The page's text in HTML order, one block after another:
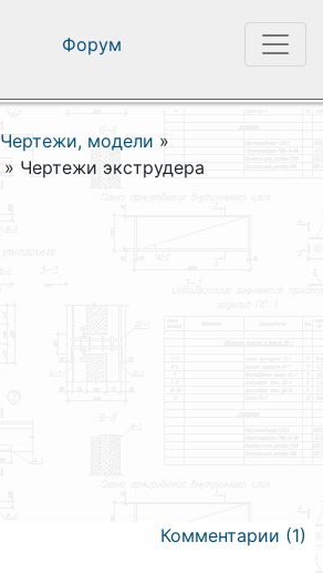
Форум
Чертежи, модели »
» Чертежи экструдера
Комментарии (1)